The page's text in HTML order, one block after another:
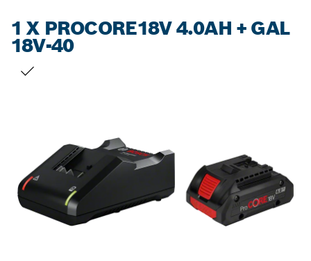
1 X PROCORE18V 4.0AH + GAL
18V-40